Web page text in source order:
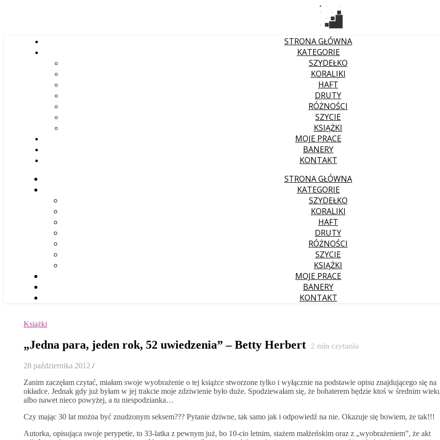
STRONA GŁÓWNA
KATEGORIE
SZYDEŁKO
KORALIKI
HAFT
DRUTY
RÓŻNOŚCI
SZYCIE
KSIĄŻKI
MOJE PRACE
BANERY
KONTAKT
STRONA GŁÓWNA
KATEGORIE
SZYDEŁKO
KORALIKI
HAFT
DRUTY
RÓŻNOŚCI
SZYCIE
KSIĄŻKI
MOJE PRACE
BANERY
KONTAKT
Książki
„Jedna para, jeden rok, 52 uwiedzenia” – Betty Herbert 2 min czytania
28 października 2012 /
Zanim zaczęłam czytać, miałam swoje wyobrażenie o tej książce stworzone tylko i wyłącznie na podstawie opisu znajdującego się na
okładce. Jednak gdy już byłam w jej trakcie moje zdziwienie było duże. Spodziewałam się, że bohaterem będzie ktoś w średnim
albo nawet nieco powyżej, a tu niespodzianka…
Czy mając 30 lat można być znudzonym seksem??? Pytanie dziwne, tak samo jak i odpowiedź na nie. Okazuje się bowiem, że tak!!!
Autorka, opisująca swoje perypetie, to 33-latka z pewnym już, bo 10-cio letnim, stażem małżeńskim oraz z „wyobrażeniem”, że akt